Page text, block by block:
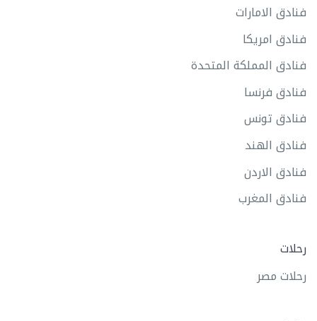
فنادق الامارات
فنادق امريكا
فنادق المملكة المتحدة
فنادق فرنسا
فنادق تونس
فنادق الهند
فنادق الاردن
فنادق المغرب
رحلات
رحلات مصر